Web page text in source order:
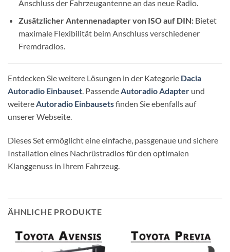
Anschluss der Fahrzeugantenne an das neue Radio.
Zusätzlicher Antennenadapter von ISO auf DIN:Bietet
maximale Flexibilität beim Anschluss verschiedener
Fremdradios.
Entdecken Sie weitere Lösungen in der Kategorie Dacia
Autoradio Einbauset. PassendeAutoradio Adapter und
weitereAutoradio Einbausetsfinden Sie ebenfalls auf
unserer Webseite.
Dieses Set ermöglicht eine einfache, passgenaue und sichere
Installation eines Nachrüstradios für den optimalen
Klanggenuss in Ihrem Fahrzeug.
ÄHNLICHE PRODUKTE